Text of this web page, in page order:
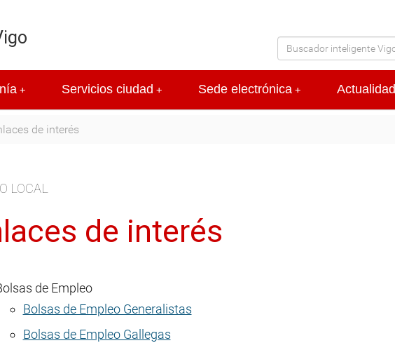
+ +
Servicios ciudad +
Sede electrónica Actualidad
de interés
LOCAL
de interés
de Empleo
Bolsas de Empleo Generalistas
Bolsas de Empleo Gallegas